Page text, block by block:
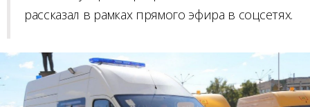
рассказал в рамках прямого эфира в соцсетях.